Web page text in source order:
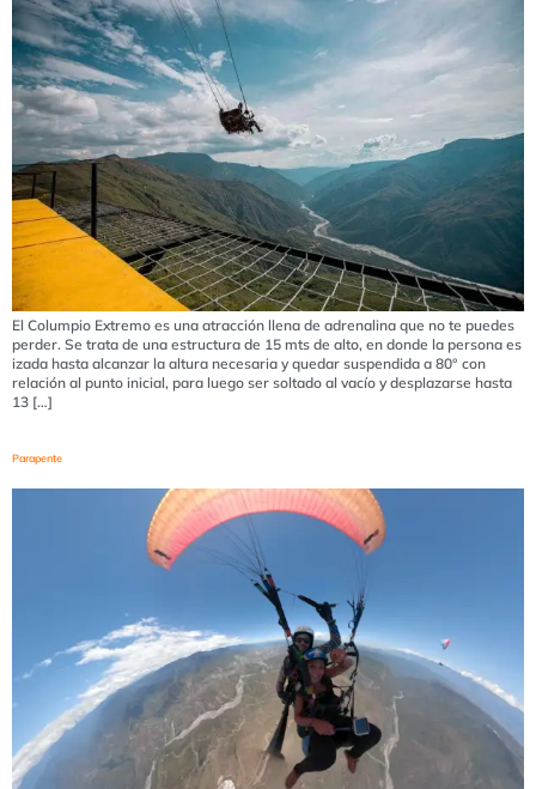
El Columpio Extremo es una atracción llena de adrenalina que no te puedes
perder. Se trata de una estructura de 15 mts de alto, en donde la persona es
izada hasta alcanzar la altura necesaria y quedar suspendida a 80° con
relación al punto inicial, para luego ser soltado al vacío y desplazarse hasta
13 […]
Parapente